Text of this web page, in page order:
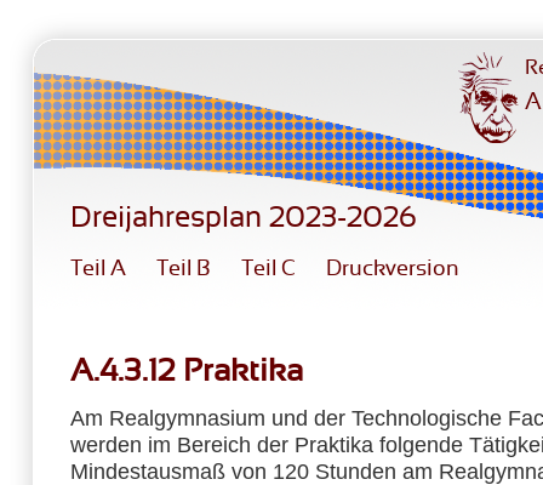
Dreijahresplan 2023-2026
Teil A Teil B Teil C Druckversion
A.4.3.12 Praktika
Am Realgymnasium und der Technologische
werden im Bereich der Praktika folgende
Mindestausmaß von 120 Stunden am